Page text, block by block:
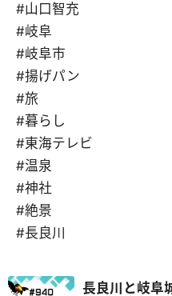
#山口智充
#岐阜
#岐阜市
#揚げパン
#旅
#暮らし
#東海テレビ
#温泉
#神社
#絶景
#長良川
長良川と岐阜